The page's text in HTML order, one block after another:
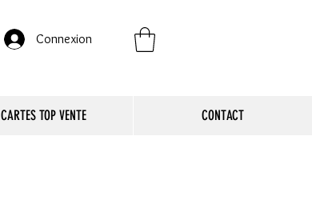
Connexion
CARTES TOP VENTE CONTACT